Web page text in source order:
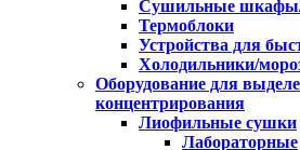
Сушильные шкафы/
Термоблоки
Устройства для
Холодильники/
Оборудование для
концентрирования
Лиофильные сушки
Лабораторные